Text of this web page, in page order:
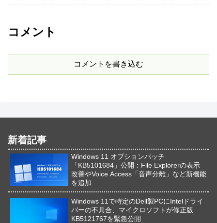
コメント
コメントを書き込む
新着記事
Windows 11 オプションパッチ
「KB5101684」公開：File Explorerの表示
改善やVoice Access「音声分離」など新機能
を追加
Windows 11で特定のDell製PCにIntelドライ
バーの不具合、マイクロソフトが修正版
KB5121767を緊急公開